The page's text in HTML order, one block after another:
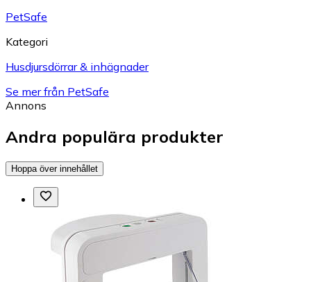
PetSafe
Kategori
Husdjursdörrar & inhägnader
Se mer från PetSafe
Annons
Andra populära produkter
Hoppa över innehållet